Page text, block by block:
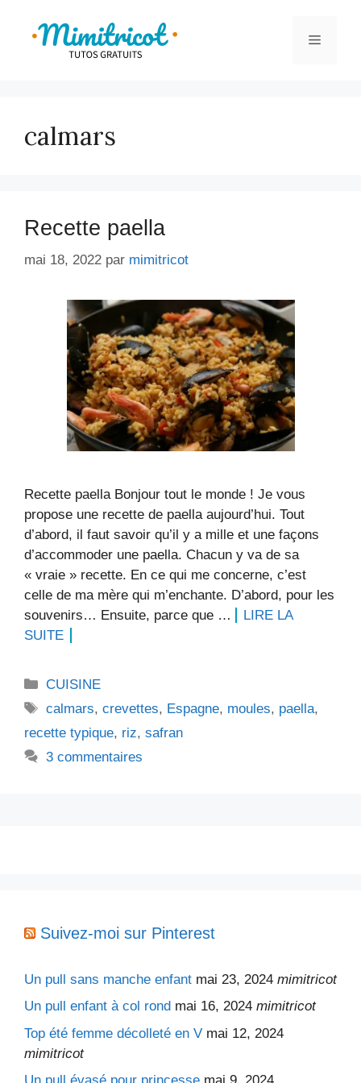
contenu
Menu
calmars
Recette paella
mai 18, 2022 par mimitricot
Recette paella Bonjour tout le monde ! Je vous
propose une recette de paella aujourd’hui. Tout
d’abord, il faut savoir qu’il y a mille et une façons
d’accommoder une paella. Chacun y va de sa
« vraie » recette. En ce qui me concerne, c’est
celle de ma mère qui m’enchante. D’abord, pour les
souvenirs… Ensuite, parce que …
LIRE LA
SUITE
Catégories
CUISINE
Étiquettes
calmars,crevettes, Espagne, moules, paella,
recette typique, riz, safran
3 commentaires
Suivez-moi sur Pinterest
Un pull sans manche enfant mai 23, 2024 mimitricot
Un pull enfant à col rond mai 16, 2024 mimitricot
Top été femme décolleté en V mai 12, 2024
mimitricot